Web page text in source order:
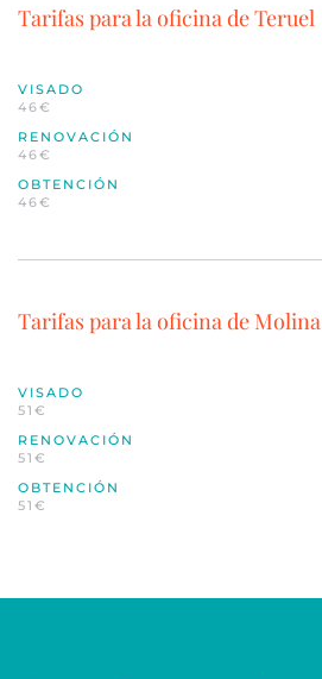
Tarifas para la oficina de Teruel
VISADO
46€
RENOVACIÓN
46€
OBTENCIÓN
46€
Tarifas para la oficina de Molina
VISADO
51€
RENOVACIÓN
51€
OBTENCIÓN
51€